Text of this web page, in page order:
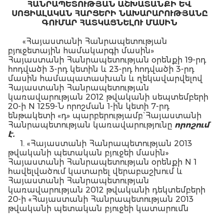
ՀԱՆՐԱՊԵՏՈՒԹՅԱՆ ԱՇԽԱՏԱՆՔԻ ԵՎ
ՍՈՑԻԱԼԱԿԱՆ ՀԱՐՑԵՐԻ ՆԱԽԱՐԱՐՈՒԹՅԱՆԸ
ԳՈՒՄԱՐ ՀԱՏԿԱՑՆԵԼՈՒ ՄԱՍԻՆ
«Հայաստանի Հանրապետության
բյուջետային համակարգի մասին»
Հայաստանի Հանրապետության օրենքի 19-րդ
հոդվածի 3-րդ կետին և 23-րդ հոդվածի 3-րդ
մասին համապատասխան և ղեկավարվելով
Հայաստանի Հանրապետության
կառավարության 2012 թվականի սեպտեմբերի
20-ի N 1259-Ն որոշման 1-ին կետի 7-րդ
ենթակետի «դ» պարբերությամբ` Հայաստանի
Հանրապետության կառավարությունը որոշում
է.
1. «Հայաստանի Հանրապետության 2013
թվականի պետական բյուջեի մասին»
Հայաստանի Հանրապետության օրենքի N 1
հավելվածում կատարել վերաբաշխում և
Հայաստանի Հանրապետության
կառավարության 2012 թվականի դեկտեմբերի
20-ի «Հայաստանի Հանրապետության 2013
թվականի պետական բյուջեի կատարումն